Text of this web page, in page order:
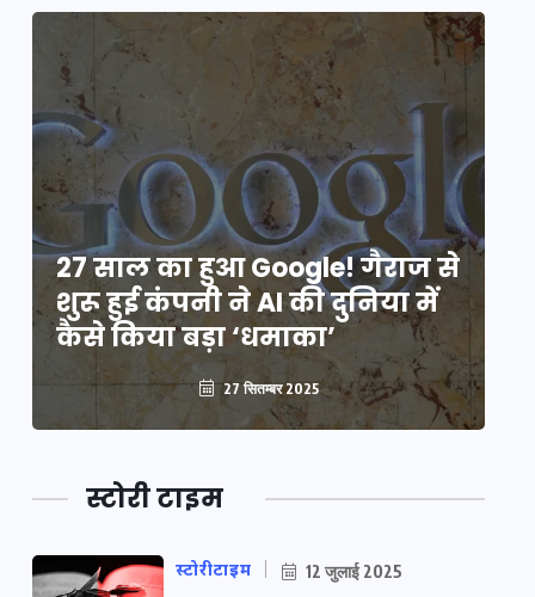
27 साल का हुआ Google! गैराज से
शुरू हुई कंपनी ने AI की दुनिया में
कैसे किया बड़ा ‘धमाका’
27 सितम्बर 2025
स्टोरी टाइम
स्टोरीटाइम 12 जुलाई 2025